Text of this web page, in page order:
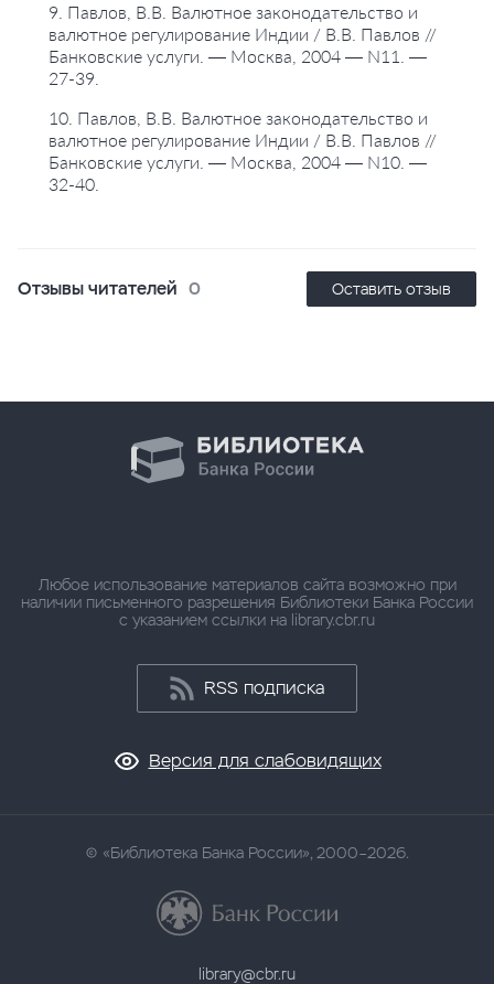
9. Павлов, В.В. Валютное законодательство и
валютное регулирование Индии / В.В. Павлов //
Банковские услуги. — Москва, 2004 — N11. —
27-39.
10. Павлов, В.В. Валютное законодательство и
валютное регулирование Индии / В.В. Павлов //
Банковские услуги. — Москва, 2004 — N10. —
32-40.
Отзывы читателей 0 Оставить отзыв
Любое использование материалов сайта возможно при
наличии письменного разрешения Библиотеки Банка России
с указанием ссылки на library.cbr.ru
RSS подписка
Версия для слабовидящих
«Библиотека Банка России», 2000–2026.
library@cbr.ru